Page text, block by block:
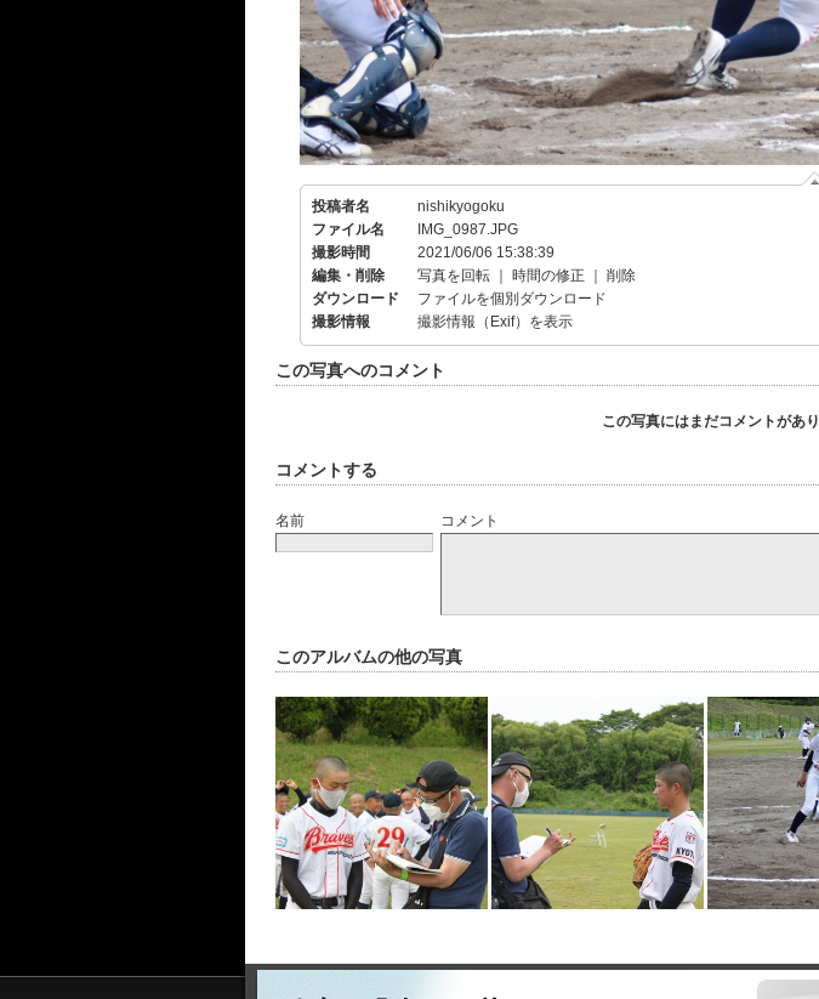
投稿者名
nishikyogoku
ファイル名
IMG_0987.JPG
撮影時間
2021/06/06 15:38:39
編集・削除
写真を回転 時間の修正
削除
ダウンロード
ファイルを個別ダウンロード
撮影情報
撮影情報（Exif）を表示
この写真へのコメント
この写真にはまだコメントがあ
コメントする
名前 コメント
このアルバムの他の写真